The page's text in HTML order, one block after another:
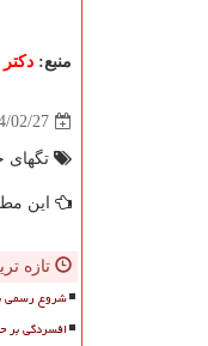
منبع:
02/27
تگهای
این
تازه
شروع رسمی برنامه
افسردگی بر